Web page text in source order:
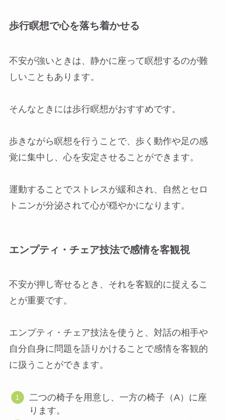
歩行瞑想で心を落ち着かせる
不安が強いときは、静かに座って瞑想するのが難
しいこともあります。
そんなときには歩行瞑想がおすすめです。
歩きながら瞑想を行うことで、歩く動作や足の感
覚に集中し、心を安定させることができます。
運動することでストレスが緩和され、自然とセロ
トニンが分泌されて心が穏やかになります。
エンプティ・チェア技法で感情を客観視
不安が押し寄せるとき、それを客観的に捉えるこ
とが重要です。
エンプティ・チェア技法を使うと、対話の相手や
自分自身に問題を語りかけることで感情を客観的
に扱うことができます。
二つの椅子を用意し、一方の椅子（A）に座
ります。